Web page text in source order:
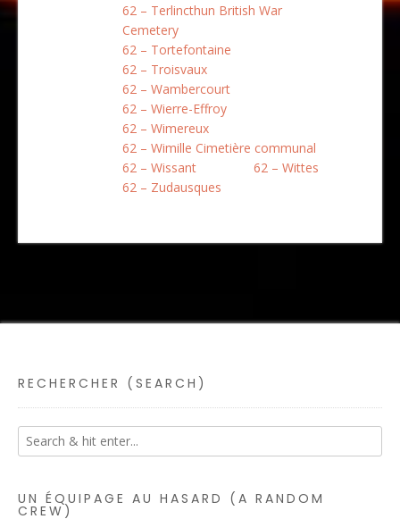
62 – Terlincthun British War
Cemetery
62 – Tortefontaine
62 – Troisvaux
62 – Wambercourt
62 – Wierre-Effroy
62 – Wimereux
62 – Wimille Cimetière communal
62 – Wissant
62 – Wittes
62 – Zudausques
RECHERCHER (SEARCH)
UN ÉQUIPAGE AU HASARD (A RANDOM
CREW)